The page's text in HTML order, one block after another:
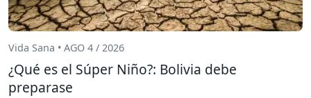
Vida Sana • AGO 4 / 2026
¿Qué es el Súper Niño?: Bolivia debe
preparase